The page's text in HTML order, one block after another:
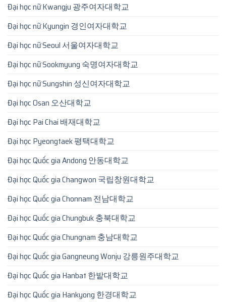
Đại học nữ Kwangju 광주여자대학교
Đại học nữ Kyungin 경인여자대학교
Đại học nữ Seoul 서울여자대학교
Đại học nữ Sookmyung 숙명여자대학교
Đại học nữ Sungshin 성신여자대학교
Đại học Osan 오산대학교
Đại học Pai Chai 배재대학교
Đại học Pyeongtaek 평택대학교
Đại học Quốc gia Andong 안동대학교
Đại học Quốc gia Changwon 국립창원대학교
Đại học Quốc gia Chonnam 전남대학교
Đại học Quốc gia Chungbuk 충북대학교
Đại học Quốc gia Chungnam 충남대학교
Đại học Quốc gia Gangneung Wonju 강릉원주대학교
Đại học Quốc gia Hanbat 한밭대학교
Đại học Quốc gia Hankyong 한경대학교